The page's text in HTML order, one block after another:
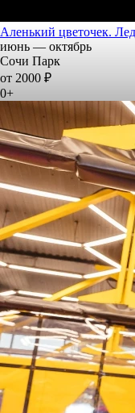
Аленький цветочек.
июнь — октябрь
Сочи Парк
от 2000 ₽
0+